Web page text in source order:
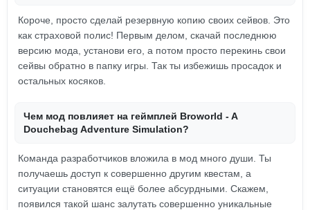
Короче, просто сделай резервную копию своих сейвов. Это
как страховой полис! Первым делом, скачай последнюю
версию мода, установи его, а потом просто перекинь свои
сейвы обратно в папку игры. Так ты избежишь просадок и
остальных косяков.
Чем мод повлияет на геймплей Broworld - A
Douchebag Adventure Simulation?
Команда разработчиков вложила в мод много души. Ты
получаешь доступ к совершенно другим квестам, а
ситуации становятся ещё более абсурдными. Скажем,
появился такой шанс залутать совершенно уникальные